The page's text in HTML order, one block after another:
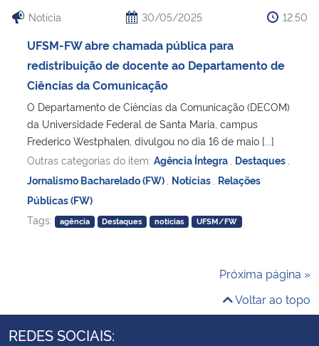
Notícia 30/05/2025 12:50
UFSM-FW abre chamada pública para
redistribuição de docente ao Departamento de
Ciências da Comunicação
O Departamento de Ciências da Comunicação (DECOM)
da Universidade Federal de Santa Maria, campus
Frederico Westphalen, divulgou no dia 16 de maio [...]
Outras categorias do item: Agência Íntegra Destaques
Jornalismo Bacharelado (FW) Notícias Relações
Públicas (FW)
Tags:
agência Destaques notícias UFSM/FW
Próxima página »
Voltar ao topo
REDES SOCIAIS: